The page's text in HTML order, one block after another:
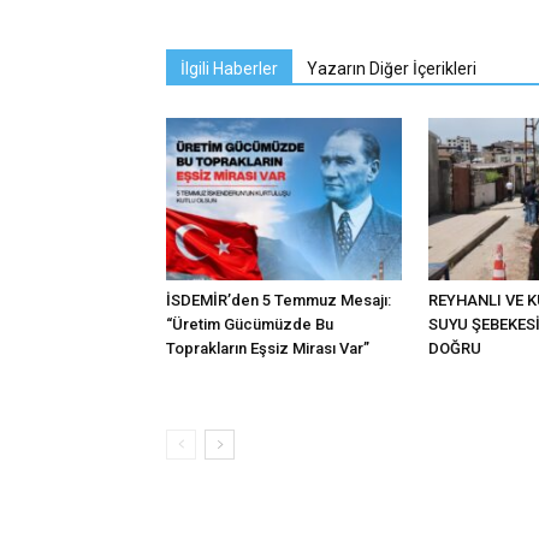
İlgili Haberler Yazarın Diğer İçerikleri
İSDEMİR’den 5 Temmuz Mesajı:
“Üretim Gücümüzde Bu
Toprakların Eşsiz Mirası Var”
REYHANLI VE
SUYU
DOĞRU